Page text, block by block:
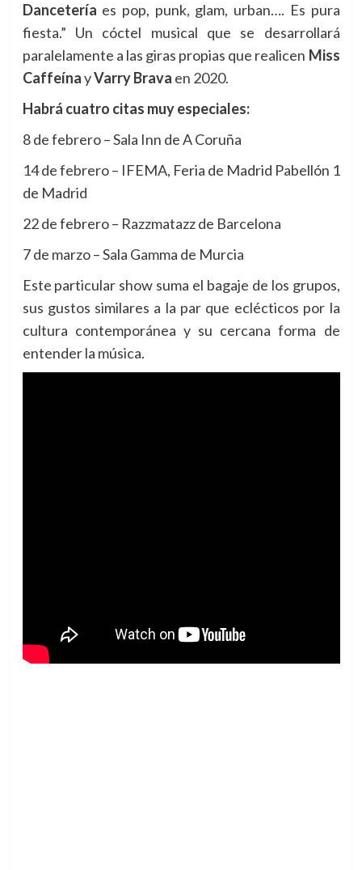
Dancetería es pop, punk, glam, urban…. Es pura
fiesta.” Un cóctel musical que se desarrollará
paralelamente a las giras propias que realicen Miss
CaffeínayVarry Brava en 2020.
Habrá cuatro citas muy especiales:
8 de febrero – Sala Inn de A Coruña
14 de febrero – IFEMA, Feria de Madrid Pabellón 1
de Madrid
22 de febrero – Razzmatazz de Barcelona
7 de marzo – Sala Gamma de Murcia
Este particular show suma el bagaje de los grupos,
sus gustos similares a la par que eclécticos por la
cultura contemporánea y su cercana forma de
entender la música.